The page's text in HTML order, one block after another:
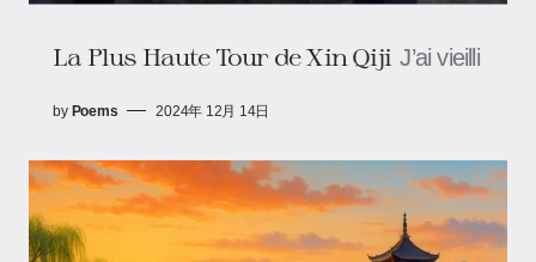
La Plus Haute Tour de Xin Qiji J’ai vieilli
by Poems 2024年 12月 14日